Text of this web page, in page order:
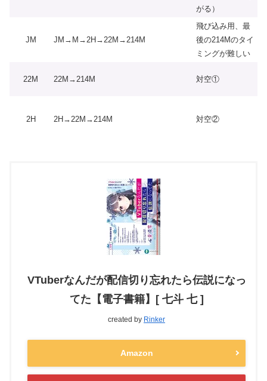
がる）
JM JM→M→2H→22M→214M
飛び込み用、最
後の214Mのタイ
ミングが難しい
22M 22M→214M 対空①
2H 2H→22M→214M 対空②
VTuberなんだが配信切り忘れたら伝説になっ
てた【電子書籍】[ 七斗 七 ]
created by Rinker
Amazon